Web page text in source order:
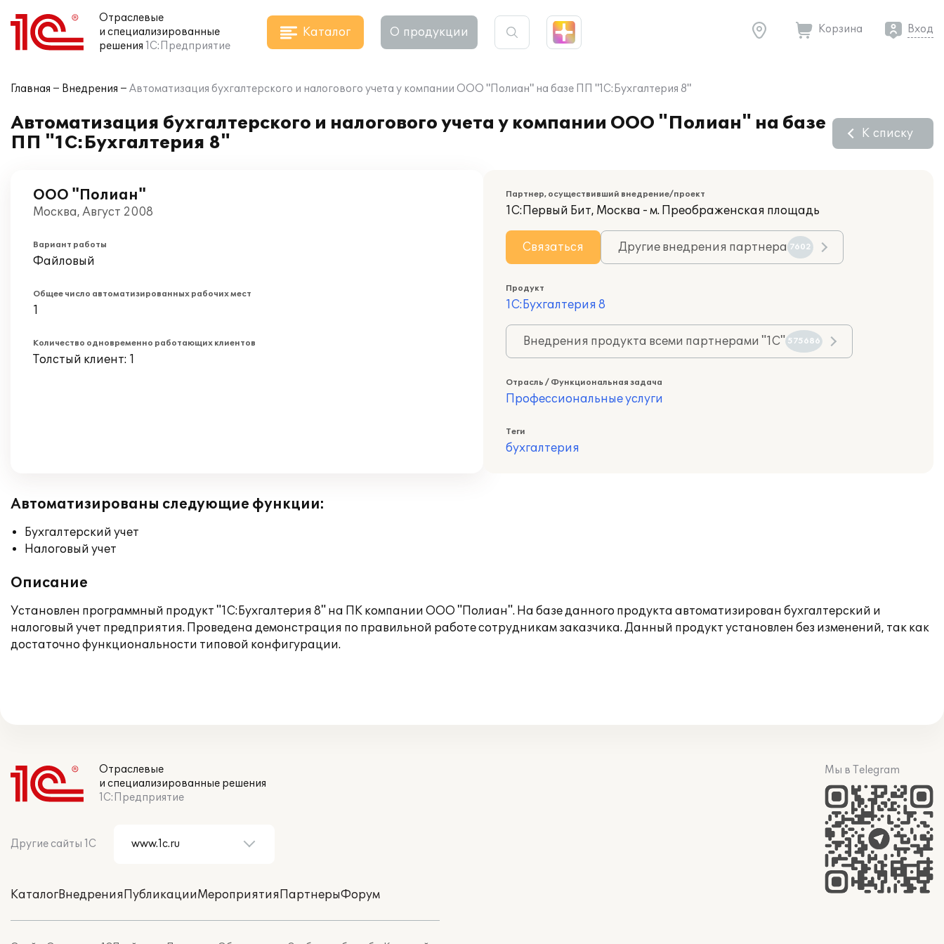
Отраслевые
и специализированные
решения 1С:Предприятие
Каталог О продукции Корзина Вход
Главная Внедрения Автоматизация бухгалтерского и налогового учета у компании ООО "Полиан" на базе ПП "1С:Бухгалтерия 8"
Автоматизация бухгалтерского и налогового учета у компании ООО "Полиан" на базе
ПП "1С:Бухгалтерия 8"
К списку
ООО "Полиан"
Москва, Август 2008
Вариант работы
Файловый
Общее число автоматизированных рабочих мест
1
Количество одновременно работающих клиентов
Толстый клиент: 1
Партнер, осуществивший внедрение/проект
1С:Первый Бит, Москва - м. Преображенская площадь
Связаться Другие внедрения партнера 7602
Продукт
1С:Бухгалтерия 8
Внедрения продукта всеми партнерами "1С" 575686
Отрасль / Функциональная задача
Профессиональные услуги
Теги
бухгалтерия
Автоматизированы следующие функции:
Бухгалтерский учет
Налоговый учет
Описание
Установлен программный продукт "1С:Бухгалтерия 8" на ПК компании ООО "Полиан". На базе данного продукта автоматизирован бухгалтерский и
налоговый учет предприятия. Проведена демонстрация по правильной работе сотрудникам заказчика. Данный продукт установлен без изменений, так как
достаточно функциональности типовой конфигурации.
Отраслевые
и специализированные решения
1С:Предприятие
Другие сайты 1С
КаталогВнедренияПубликацииМероприятияПартнерыФорум
Мы в Telegram